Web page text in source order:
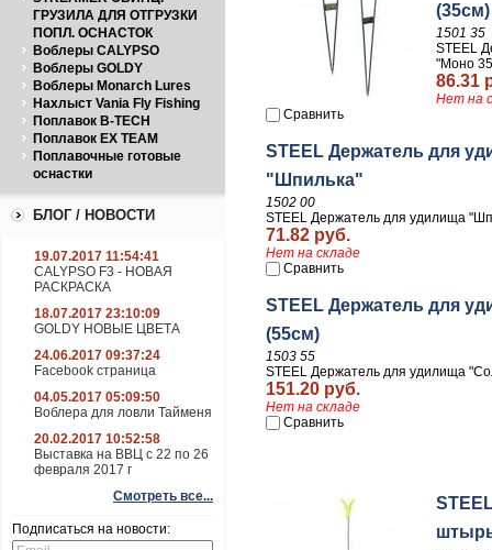
ГРУЗИЛА ДЛЯ ОТГРУЗКИ
ПОПЛ. ОСНАСТОК
Воблеры CALYPSO
Воблеры GOLDY
Воблеры Monarch Lures
Нахлыст Vania Fly Fishing
Поплавок B-TECH
Поплавок EX TEAM
Поплавочные готовые
оснастки
БЛОГ / НОВОСТИ
19.07.2017 11:54:41
CALYPSO F3 - НОВАЯ
РАСКРАСКА
18.07.2017 23:10:09
GOLDY НОВЫЕ ЦВЕТА
24.06.2017 09:37:24
Facebook страница
04.05.2017 05:09:50
Воблера для ловли Тайменя
20.02.2017 10:52:58
Выставка на ВВЦ с 22 по 26
февраля 2017 г
Смотреть все...
Подписаться на новости:
(35см)
1501 35
STEEL
"Моно
86.31
Нет на
Сравнить
STEEL Держатель для
"Шпилька"
1502 00
STEEL Держатель для удилища
71.82 руб.
Нет на складе
Сравнить
STEEL Держатель для
(55см)
1503 55
STEEL Держатель для удилища
151.20 руб.
Нет на складе
Сравнить